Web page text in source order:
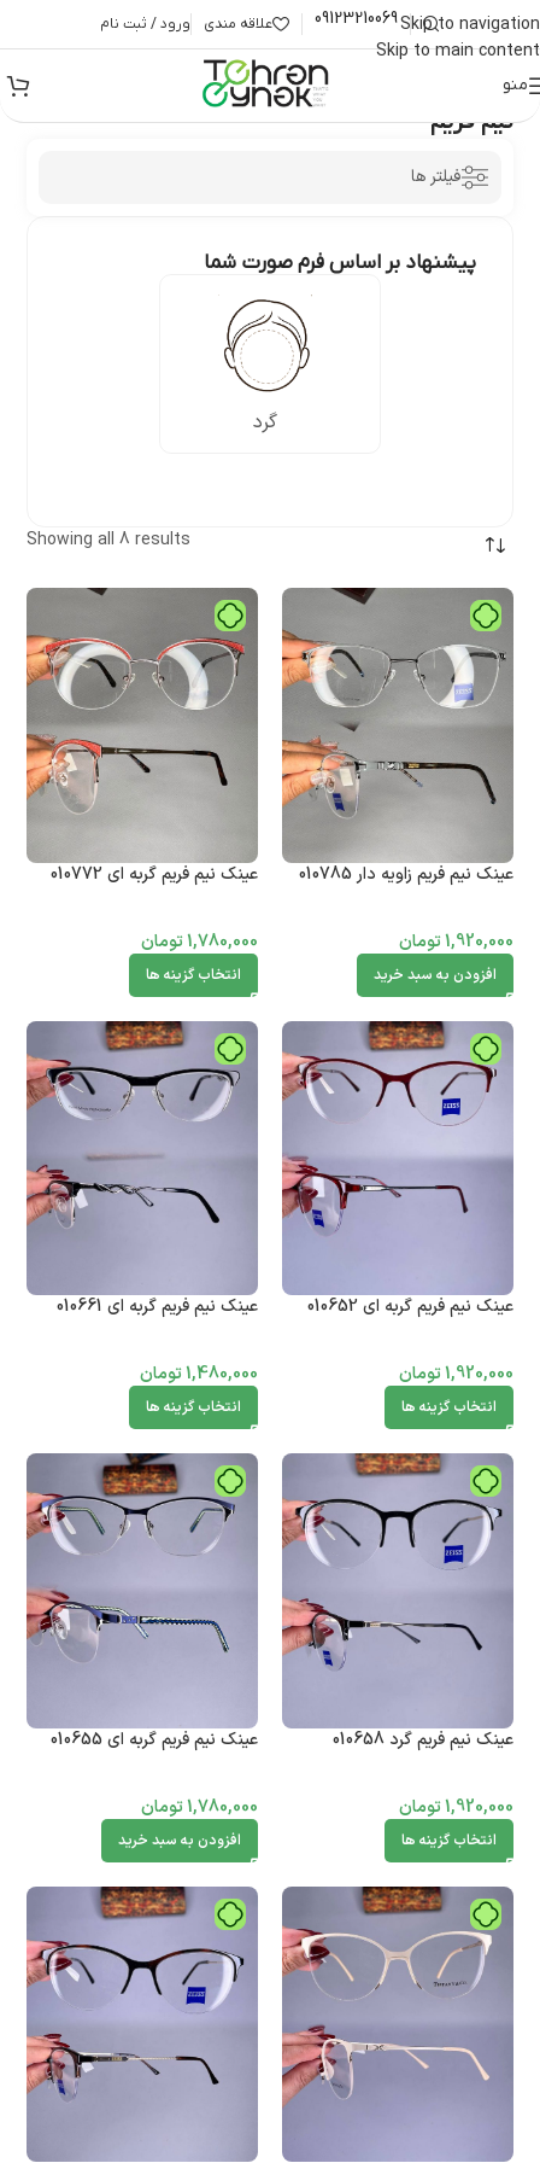
Skip to navigation
Skip to main content
09123210069 علاقه مندی ورود / ثبت نام
منو
نیم فریم
نیم فریم
فیلتر ها
پیشنهاد بر اساس فرم صورت شما
گرد
Showing all 8 results
عینک نیم فریم زاویه دار 010785
1,920,000تومان
افزودن به سبد خرید
عینک نیم فریم گربه ای 010772
1,780,000تومان
انتخاب گزینه ها
عینک نیم فریم گربه ای 010652
1,920,000تومان
انتخاب گزینه ها
عینک نیم فریم گربه ای 010661
1,480,000تومان
انتخاب گزینه ها
عینک نیم فریم گرد 010658
1,920,000تومان
انتخاب گزینه ها
عینک نیم فریم گربه ای 010655
1,780,000تومان
افزودن به سبد خرید